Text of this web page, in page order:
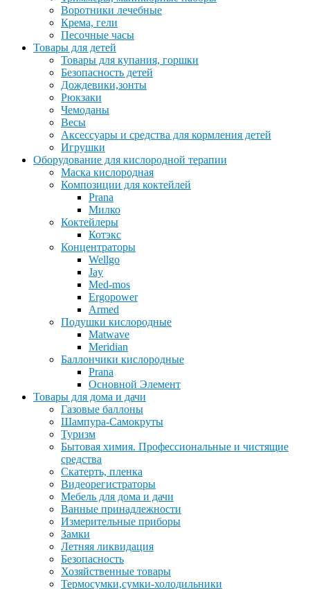
Воротники лечебные
Крема, гели
Песочные часы
Товары для детей
Товары для купания, горшки
Безопасность детей
Дождевики,зонты
Рюкзаки
Чемоданы
Весы
Аксессуары и средства для кормления детей
Игрушки
Оборудование для кислородной терапии
Маска кислородная
Композиции для коктейлей
Prana
Милко
Коктейлеры
Котэкс
Концентраторы
Wellgo
Jay
Med-mos
Ergopower
Armed
Подушки кислородные
Matwave
Meridian
Баллончики кислородные
Prana
Основной Элемент
Товары для дома и дачи
Газовые баллоны
Шампура-Самокруты
Туризм
Бытовая химия. Профессиональные и чистящие
средства
Скатерть, пленка
Видеорегистраторы
Мебель для дома и дачи
Ванные принадлежности
Измерительные приборы
Замки
Летняя ликвидация
Безопасность
Хозяйственные товары
Термосумки,сумки-холодильники